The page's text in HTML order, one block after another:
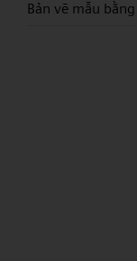
Bản vẽ mẫu